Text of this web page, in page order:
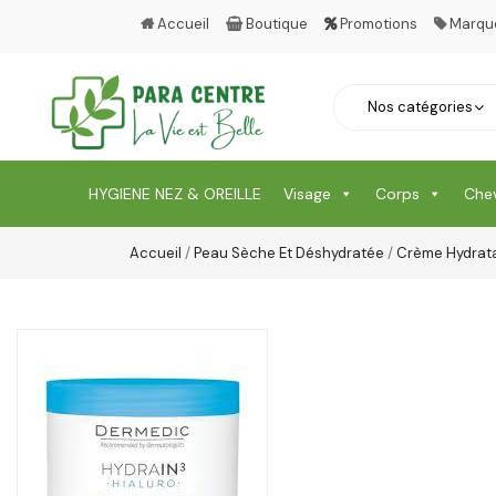
Accueil Boutique Promotions
HYGIENE NEZ & OREILLE Visage Corps
Accueil /Peau Sèche Et Déshydratée /Crème